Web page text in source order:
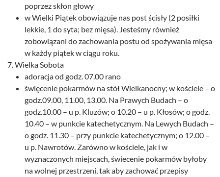
poprzez skłon głowy
w Wielki Piątek obowiązuje nas post ścisły (2 posiłki
lekkie, 1 do syta; bez mięsa). Jesteśmy również
zobowiązani do zachowania postu od spożywania mięsa
w każdy piątek w ciągu roku.
Wielka Sobota
adoracja od godz. 07.00 rano
święcenie pokarmów na stół Wielkanocny; w kościele – o
godz.09.00, 11.00, 13.00. Na Prawych Budach – o
godz.10.00 – u p. Kluzów; o 10.20 – u p. Kłosów; o godz.
10.40 – w punkcie katechetycznym. Na Lewych Budach –
o godz. 11.30 – przy punkcie katechetycznym; o 12.00 –
u p. Nawrotów. Zarówno w kościele, jak i w
wyznaczonych miejscach, świecenie pokarmów byłoby
na wolnej przestrzeni, tak aby zachować przepisy